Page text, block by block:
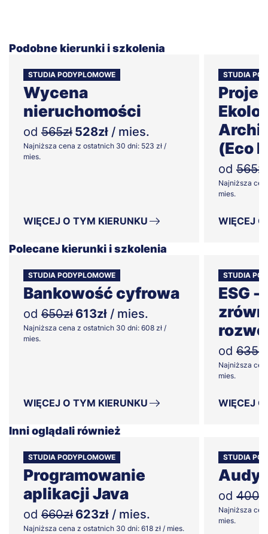
Podobne kierunki i szkolenia
STUDIA PODYPLOMOWE
Wycena
nieruchomości
od 565zł 528zł / mies.
Najniższa cena z ostatnich 30 dni: 523 zł /
mies.
WIĘCEJ O TYM KIERUNKU
STUDIA
(Eco
od 565zł
Najniższa
mies.
WIĘCEJ
Polecane kierunki i szkolenia
STUDIA PODYPLOMOWE
Bankowość cyfrowa
od 650zł 613zł / mies.
Najniższa cena z ostatnich 30 dni: 608 zł /
mies.
WIĘCEJ O TYM KIERUNKU
STUDIA
ESG
od 635zł
Najniższa
mies.
WIĘCEJ
Inni oglądali również
STUDIA PODYPLOMOWE
Programowanie
aplikacji Java
od 660zł 623zł / mies.
Najniższa cena z ostatnich 30 dni: 618 zł / mies.
STUDIA
od
Najniższa
mies.